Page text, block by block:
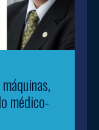
médico-